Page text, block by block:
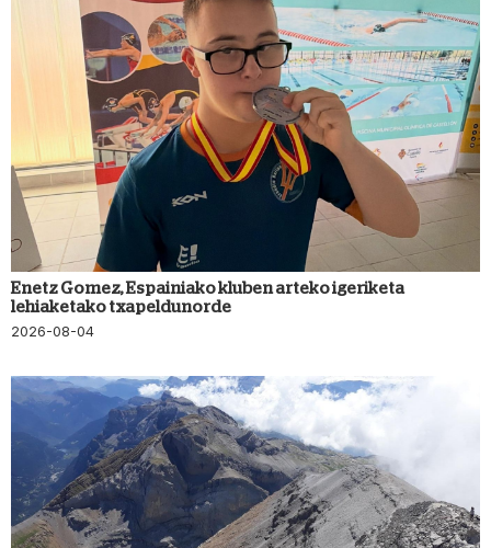
Enetz Gomez, Espainiako kluben arteko igeriketa
lehiaketako txapeldunorde
2026-08-04